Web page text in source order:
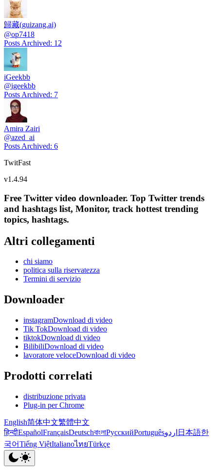
歸藏(guizang.ai)
@op7418
Posts Archived: 12
iGeekbb
@igeekbb
Posts Archived: 7
Amira Zairi
@azed_ai
Posts Archived: 6
TwitFast
v1.4.94
Free Twitter video downloader. Top Twitter trends
and hashtags list, Monitor, track hottest trending
topics, hashtags.
Altri collegamenti
chi siamo
politica sulla riservatezza
Termini di servizio
Downloader
instagramDownload di video
Tik TokDownload di video
tiktokDownload di video
BilibiliDownload di video
lavoratore veloceDownload di video
Prodotti correlati
distribuzione privata
Plug-in per Chrome
English简体中文繁體中文
हिन्दीEspañolFrançaisDeutschবাংলাРусскийPortuguêsاردو 日本語한
국어Tiếng ViệtItalianoไทยTürkçe